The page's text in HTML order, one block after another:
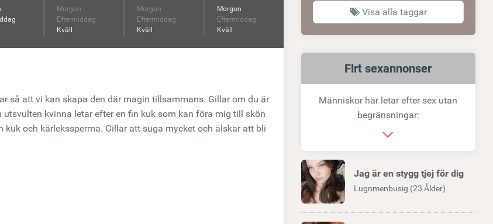
Morgon
Eftermiddag
Kväll
Morgon
Eftermiddag
Kväll
Morgon
Eftermiddag
Kväll
så att vi kan skapa den där magin tillsammans. Gillar om du är
kvinna letar efter en fin kuk som kan föra mig till skön
och kärlekssperma. Gillar att suga mycket och älskar att bli
Visa alla taggar
Relaterad
länk
Flrt sexannonser
Människor här letar efter sex utan
begränsningar:
Jag är en stygg tjej för dig
Lugnmenbusig (23 Ålder)